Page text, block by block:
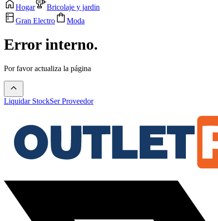
Hogar
Bricolaje y jardin
Gran Electro
Moda
Error interno.
Por favor actualiza la página
Liquidar StockSer Proveedor